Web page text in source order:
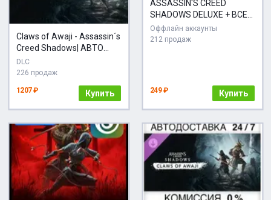
Claws of Awaji - Assassin´s
Creed Shadows| АВТО
Steam
DLC
226 продаж
1207 ₽ Купить
ASSASSIN'S CREED
SHADOWS DELUXE + ВСЕ
DLC · АВТО 24/7
Оффлайн аккаунты
212 продаж
249 ₽ Купить